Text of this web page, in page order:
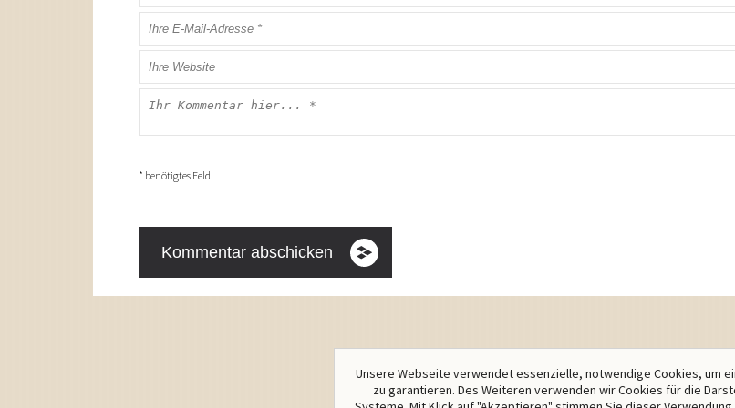
* benötigtes Feld
Unsere Webseite verwendet essenzielle, notwendige Cookies, um
zu garantieren. Des Weiteren verwenden wir Cookies für die